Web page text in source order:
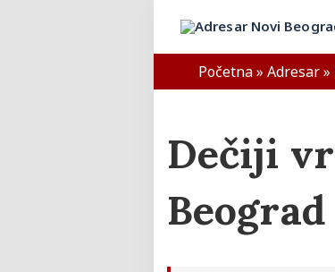
Početna» Adresar»
Dečiji
Beograd